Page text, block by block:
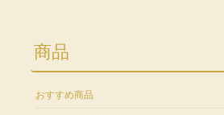
商品
おすすめ商品